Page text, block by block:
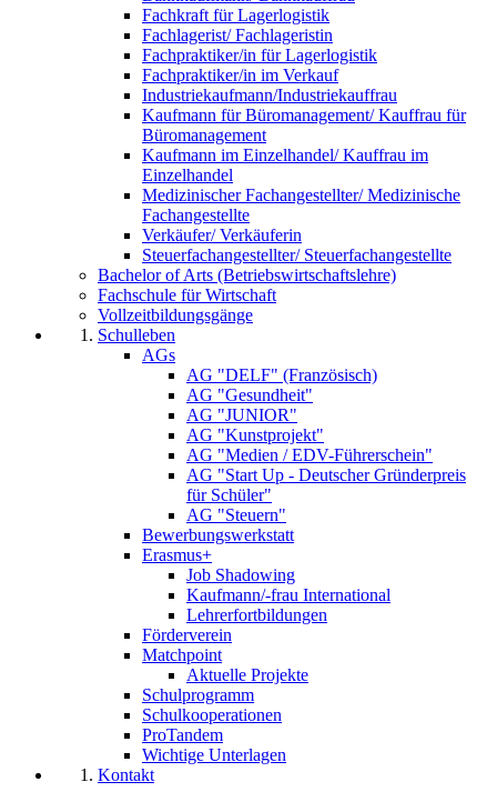
Fachkraft für Lagerlogistik
Fachlagerist/ Fachlageristin
Fachpraktiker/in für Lagerlogistik
Fachpraktiker/in im Verkauf
Industriekaufmann/Industriekauffrau
Kaufmann für Büromanagement/ Kauffrau für
Büromanagement
Kaufmann im Einzelhandel/ Kauffrau im
Einzelhandel
Medizinischer Fachangestellter/ Medizinische
Fachangestellte
Verkäufer/ Verkäuferin
Steuerfachangestellter/ Steuerfachangestellte
Bachelor of Arts (Betriebswirtschaftslehre)
Fachschule für Wirtschaft
Vollzeitbildungsgänge
Schulleben
AGs
AG "DELF" (Französisch)
AG "Gesundheit"
AG "JUNIOR"
AG "Kunstprojekt"
AG "Medien / EDV-Führerschein"
AG "Start Up - Deutscher Gründerpreis
für Schüler"
AG "Steuern"
Bewerbungswerkstatt
Erasmus+
Job Shadowing
Kaufmann/-frau International
Lehrerfortbildungen
Förderverein
Matchpoint
Aktuelle Projekte
Schulprogramm
Schulkooperationen
ProTandem
Wichtige Unterlagen
Kontakt